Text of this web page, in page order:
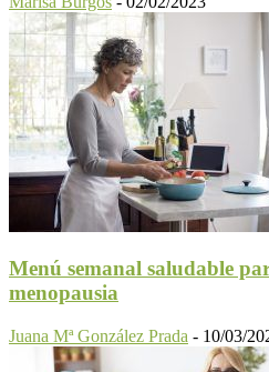
Menú semanal saludable
menopausia
Juana Mª González Prada - 10/03/